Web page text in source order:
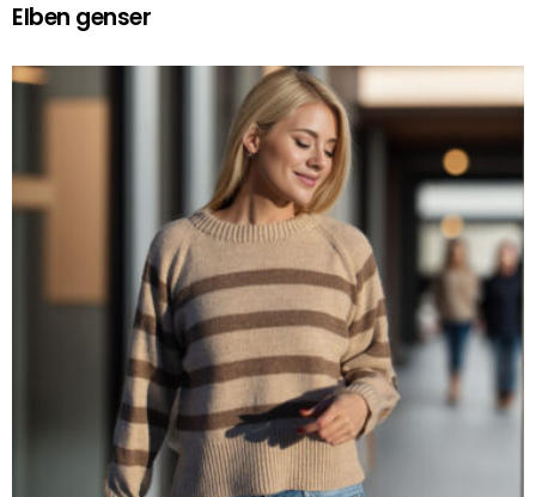
Elben genser